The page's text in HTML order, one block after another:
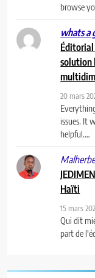
browse
whats a
Éditorial
solution
20 mars
issues. It
helpful.…
Haïti
15 mars
Qui dit
part de